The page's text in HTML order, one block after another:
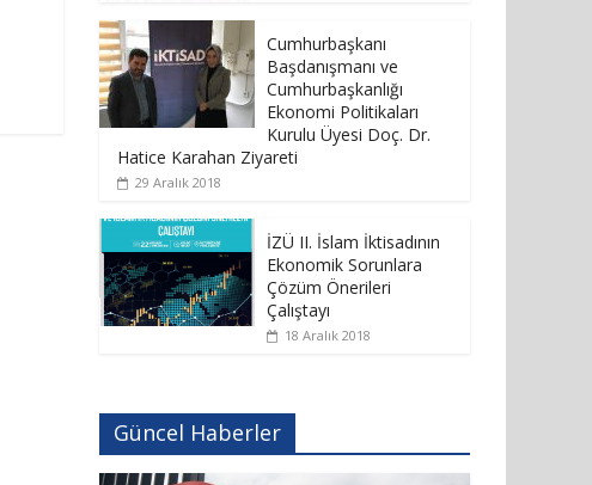
Cumhurbaşkanı
Başdanışmanı ve
Cumhurbaşkanlığı
Ekonomi Politikaları
Kurulu Üyesi Doç. Dr.
Hatice Karahan Ziyareti
29 Aralık 2018
İZÜ II. İslam İktisadının
Ekonomik Sorunlara
Çözüm Önerileri
Çalıştayı
18 Aralık 2018
Güncel Haberler